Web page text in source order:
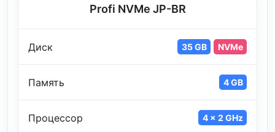
Profi NVMe JP-BR
Диск 35 GB NVMe
Память 4 GB
Процессор 4 x 2 GHz